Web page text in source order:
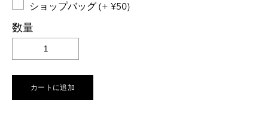
ショップバッグ (+ ¥50)
数量
カートに追加